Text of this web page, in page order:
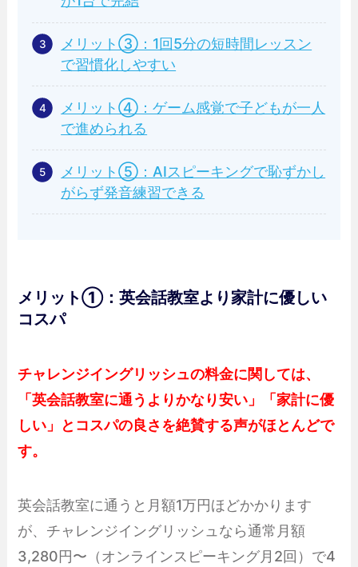
メリット③：1回5分の短時間レッスン
で習慣化しやすい
メリット④：ゲーム感覚で子どもが一人
で進められる
メリット⑤：AIスピーキングで恥ずかし
がらず発音練習できる
メリット①：英会話教室より家計に優しい
コスパ
チャレンジイングリッシュの料金に関しては、
「英会話教室に通うよりかなり安い」「家計に優
しい」とコスパの良さを絶賛する声がほとんどで
す。
英会話教室に通うと月額1万円ほどかかります
が、チャレンジイングリッシュなら通常月額
3,280円〜（オンラインスピーキング月2回）で4